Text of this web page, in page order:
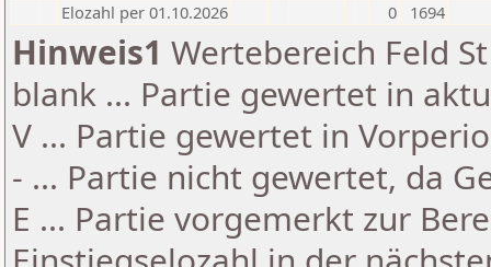
Elozahl per 01.10.2026
0 1694
Hinweis1 Wertebereich Feld
blank ... Partie gewertet in
V ... Partie gewertet in
- ... Partie nicht gewertet, da
E ... Partie vorgemerkt zur